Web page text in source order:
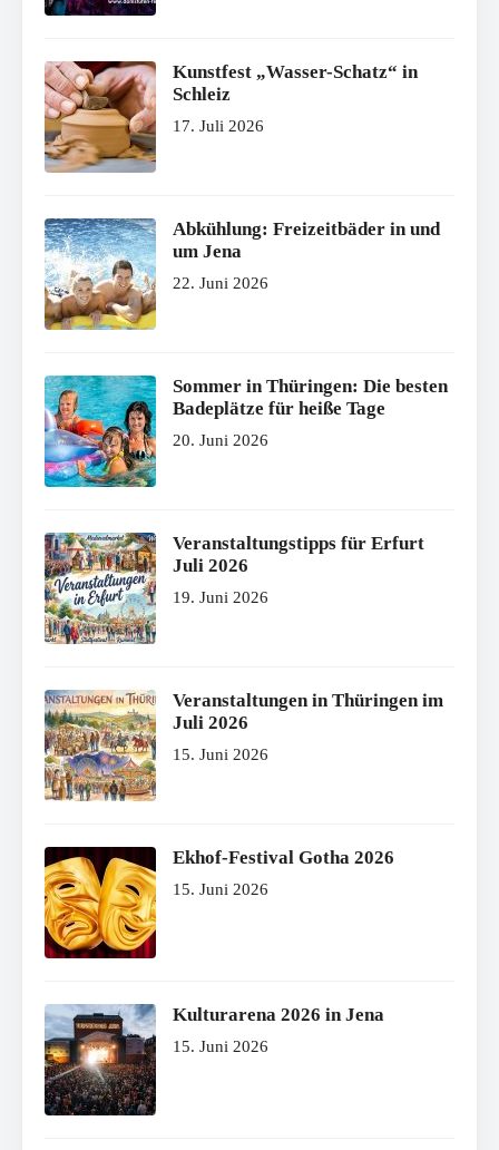
Kunstfest „Wasser-Schatz“ in
Schleiz
17. Juli 2026
Abkühlung: Freizeitbäder in und
um Jena
22. Juni 2026
Sommer in Thüringen: Die besten
Badeplätze für heiße Tage
20. Juni 2026
Veranstaltungstipps für Erfurt
Juli 2026
19. Juni 2026
Veranstaltungen in Thüringen im
Juli 2026
15. Juni 2026
Ekhof-Festival Gotha 2026
15. Juni 2026
Kulturarena 2026 in Jena
15. Juni 2026